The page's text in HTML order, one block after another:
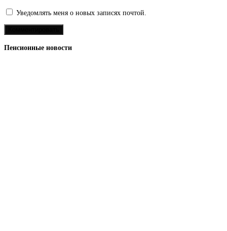
Уведомлять меня о новых записях почтой.
Пенсионные новости